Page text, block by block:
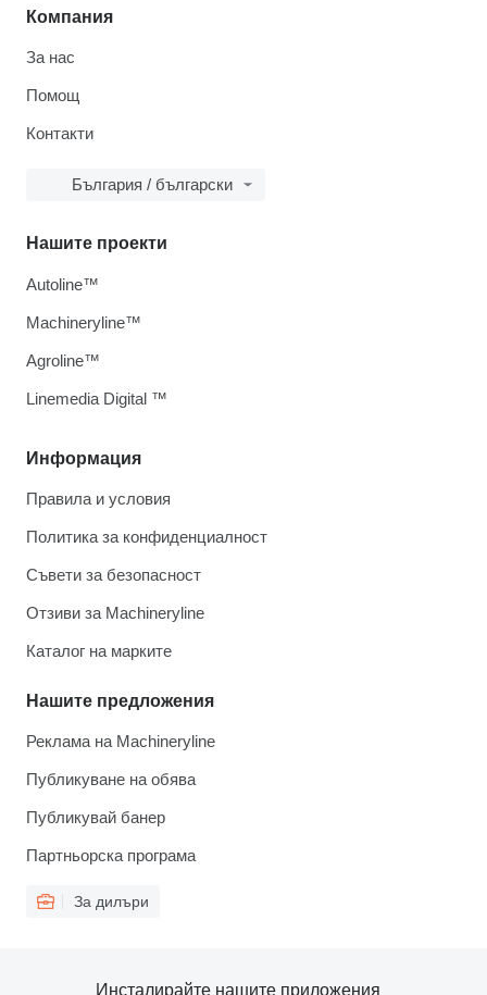
Компания
За нас
Помощ
Контакти
България / български
Информация
Правила и условия
Политика за конфиденциалност
Съвети за безопасност
Отзиви за Machineryline
Каталог на марките
Нашите предложения
Реклама на Machineryline
Публикуване на обява
Публикувай банер
Партньорска програма
За дилъри
Нашите проекти
Autoline™
Machineryline™
Agroline™
Linemedia Digital ™
Инсталирайте нашите приложения